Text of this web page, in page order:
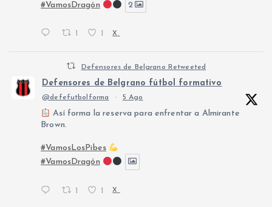
#VamosDragón
2
X
Defensores de Belgrano Retweeted
Defensores de Belgrano fútbol formativo
@defefutbolforma · 5 Ago
Así forma la reserva para enfrentar a Almirante
Brown.
#VamosLosPibes
#VamosDragón
1 1 X